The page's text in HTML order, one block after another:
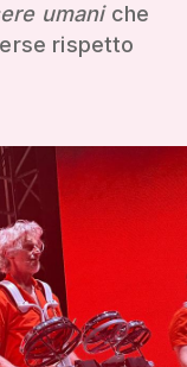
umaniche
rispetto